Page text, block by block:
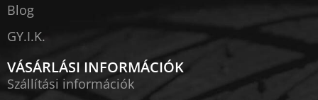
Blog
GY.I.K.
VÁSÁRLÁSI INFORMÁCIÓK
Szállítási információk